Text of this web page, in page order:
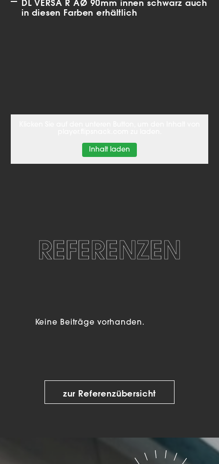
DL VERSA R AØ 90mm innen schwarz auch
in diesen Farben erhältlich
Inhalt laden
REFERENZEN
Keine Beiträge vorhanden.
zur Referenzübersicht